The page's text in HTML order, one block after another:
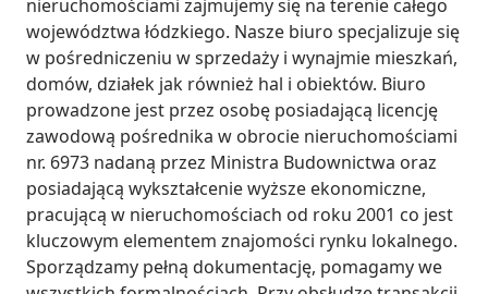
nieruchomościami zajmujemy się na terenie całego
województwa łódzkiego. Nasze biuro specjalizuje się
w pośredniczeniu w sprzedaży i wynajmie mieszkań,
domów, działek jak również hal i obiektów. Biuro
prowadzone jest przez osobę posiadającą licencję
zawodową pośrednika w obrocie nieruchomościami
nr. 6973 nadaną przez Ministra Budownictwa oraz
posiadającą wykształcenie wyższe ekonomiczne,
pracującą w nieruchomościach od roku 2001 co jest
kluczowym elementem znajomości rynku lokalnego.
Sporządzamy pełną dokumentację, pomagamy we